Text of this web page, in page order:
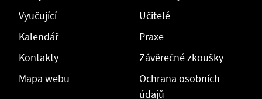
Vyučující
Kalendář
Kontakty
Mapa webu
Učitelé
Praxe
Závěrečné zkoušky
Ochrana osobních
údajů